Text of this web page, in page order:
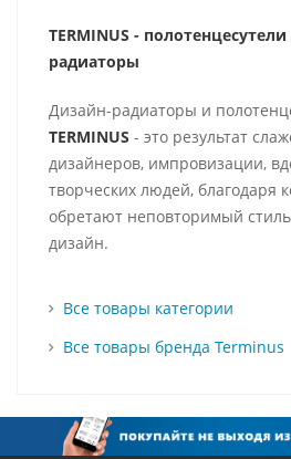
TERMINUS -
радиаторы
Дизайн-радиаторы и
TERMINUS - это результат
дизайнеров, импровизации,
творческих людей, благодаря
обретают неповторимый
дизайн.
Все товары категории
Все товары бренда Terminus